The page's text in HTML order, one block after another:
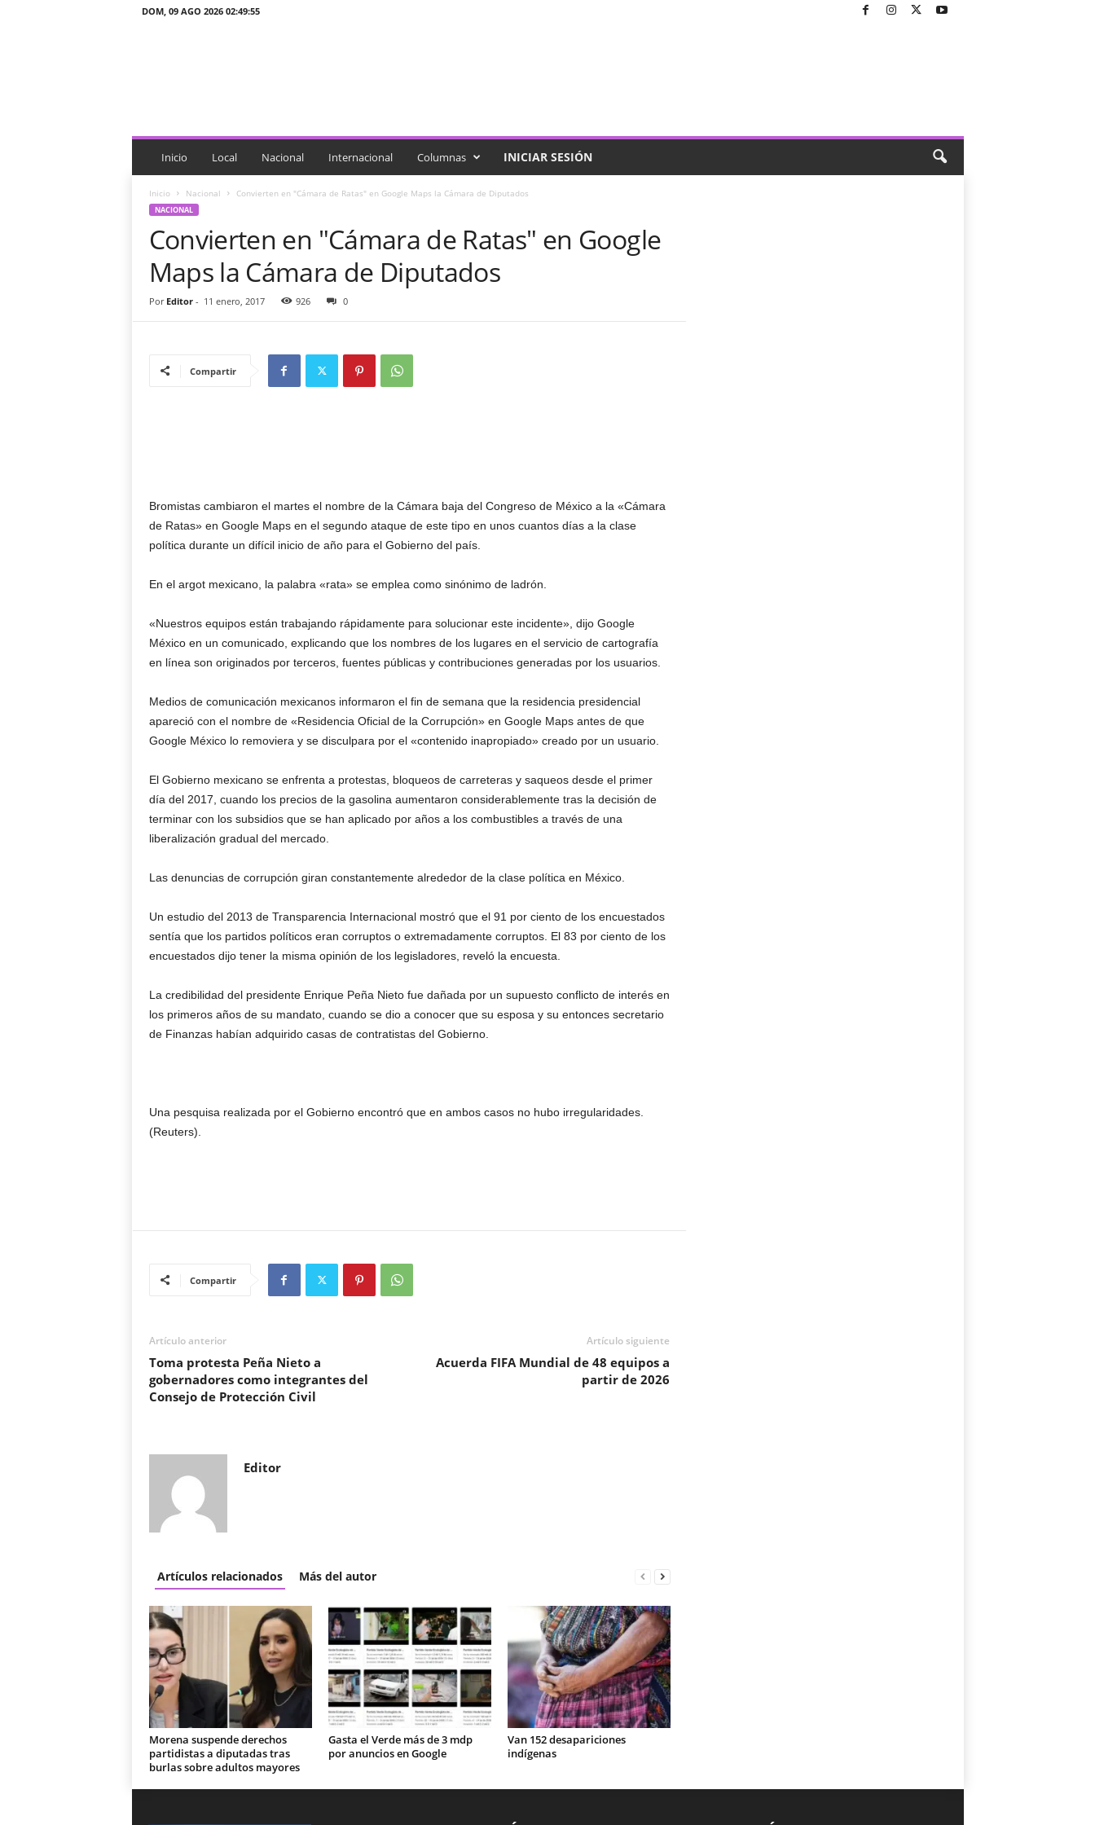
DOM, 09 AGO 2026 02:49:55
c
a
Inicio Local Nacional Internacional Columnas INICIAR SESIÓN
Inicio Nacional Convierten en "Cámara de Ratas" en Google Maps la Cámara de Diputados
NACIONAL
Convierten en "Cámara de Ratas" en Google
Maps la Cámara de Diputados
Por Editor- 11 enero, 2017 926 0
Compartir
Bromistas cambiaron el martes el nombre de la Cámara baja del Congreso de México a la «Cámara
de Ratas» en Google Maps en el segundo ataque de este tipo en unos cuantos días a la clase
política durante un difícil inicio de año para el Gobierno del país.
En el argot mexicano, la palabra «rata» se emplea como sinónimo de ladrón.
«Nuestros equipos están trabajando rápidamente para solucionar este incidente», dijo Google
México en un comunicado, explicando que los nombres de los lugares en el servicio de cartografía
en línea son originados por terceros, fuentes públicas y contribuciones generadas por los usuarios.
Medios de comunicación mexicanos informaron el fin de semana que la residencia presidencial
apareció con el nombre de «Residencia Oficial de la Corrupción» en Google Maps antes de que
Google México lo removiera y se disculpara por el «contenido inapropiado» creado por un usuario.
El Gobierno mexicano se enfrenta a protestas, bloqueos de carreteras y saqueos desde el primer
día del 2017, cuando los precios de la gasolina aumentaron considerablemente tras la decisión de
terminar con los subsidios que se han aplicado por años a los combustibles a través de una
liberalización gradual del mercado.
Las denuncias de corrupción giran constantemente alrededor de la clase política en México.
Un estudio del 2013 de Transparencia Internacional mostró que el 91 por ciento de los encuestados
sentía que los partidos políticos eran corruptos o extremadamente corruptos. El 83 por ciento de los
encuestados dijo tener la misma opinión de los legisladores, reveló la encuesta.
La credibilidad del presidente Enrique Peña Nieto fue dañada por un supuesto conflicto de interés en
los primeros años de su mandato, cuando se dio a conocer que su esposa y su entonces secretario
de Finanzas habían adquirido casas de contratistas del Gobierno.
Una pesquisa realizada por el Gobierno encontró que en ambos casos no hubo irregularidades.
(Reuters).
Compartir
Artículo anterior
Toma protesta Peña Nieto a
gobernadores como integrantes del
Consejo de Protección Civil
Artículo siguiente
Acuerda FIFA Mundial de 48 equipos a
partir de 2026
Editor
Artículos relacionados Más del autor
Morena suspende derechos
partidistas a diputadas tras
burlas sobre adultos mayores
Gasta el Verde más de 3 mdp
por anuncios en Google
Van 152 desapariciones
indígenas